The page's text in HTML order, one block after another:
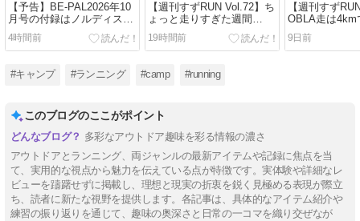
【予告】BE-PAL2026年10
月号の付録はノルディスク
4ホール鋳鉄スキレット｜4
つ同時に焼けて楽しそう！
4時間前
【週刊すずRUN Vol.72】ち
ょっと走りすぎた週間
97.63km――OBLA8kmと
5000mTT再挑戦｜
2026/07/27〜08/02【練習記
19時間前
【週刊すず
OBLA走は4km
――1000m×7
で粘った1週間
2026/07/20〜
9日前
#キャンプ #ランニング #camp #running
このブログのここがポイント
多彩なアウトドア趣味を彩る情報の濃さ
アウトドアとランニング、両ジャンルの最新アイテムや記録に焦点を当
て、実用的な視点から魅力を伝えている点が特徴です。実体験や詳細なレ
ビューを躊躇せずに掲載し、理想と現実の折衷を鋭く見極める表現が際立
ち、読者に新たな視野を提供します。各記事は、具体的なアイテム紹介や
練習の振り返りを通じて、趣味の奥深さと日常の一コマを織り交ぜなが